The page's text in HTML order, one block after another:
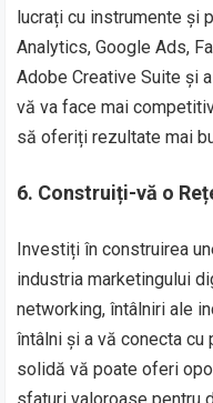
lucrați cu instrumente și
Analytics, Google Ads,
Adobe Creative Suite și
vă va face mai
să oferiți rezultate mai
6. Construiți-vă o
Investiți în construirea
industria marketingului
networking, întâlniri ale
întâlni și a vă conecta
solidă vă poate oferi